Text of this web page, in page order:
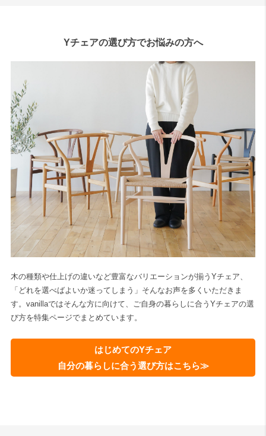
Yチェアの選び方でお悩みの方へ
木の種類や仕上げの違いなど豊富なバリエーションが揃うYチェア、
「どれを選べばよいか迷ってしまう」そんなお声を多くいただきま
す。vanillaではそんな方に向けて、ご自身の暮らしに合うYチェアの選
び方を特集ページでまとめています。
はじめてのYチェア
自分の暮らしに合う選び方はこちら≫